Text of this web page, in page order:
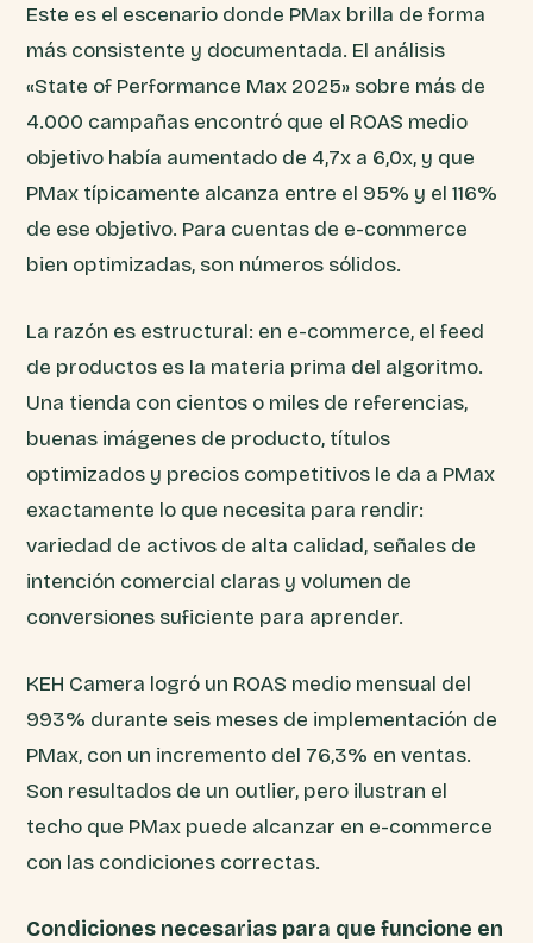
Este es el escenario donde PMax brilla de forma
más consistente y documentada. El análisis
«State of Performance Max 2025» sobre más de
4.000 campañas encontró que el ROAS medio
objetivo había aumentado de 4,7x a 6,0x, y que
PMax típicamente alcanza entre el 95% y el 116%
de ese objetivo. Para cuentas de e-commerce
bien optimizadas, son números sólidos.
La razón es estructural: en e-commerce, el feed
de productos es la materia prima del algoritmo.
Una tienda con cientos o miles de referencias,
buenas imágenes de producto, títulos
optimizados y precios competitivos le da a PMax
exactamente lo que necesita para rendir:
variedad de activos de alta calidad, señales de
intención comercial claras y volumen de
conversiones suficiente para aprender.
KEH Camera logró un ROAS medio mensual del
993% durante seis meses de implementación de
PMax, con un incremento del 76,3% en ventas.
Son resultados de un outlier, pero ilustran el
techo que PMax puede alcanzar en e-commerce
con las condiciones correctas.
Condiciones necesarias para que funcione en